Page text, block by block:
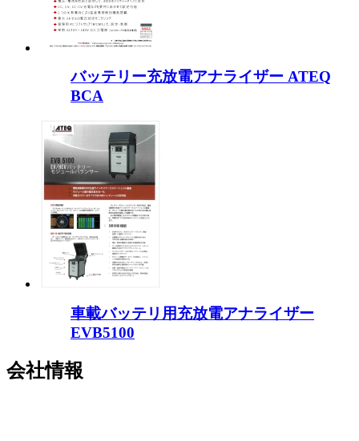
バッテリー充放電アナライザー ATEQ
BCA
車載バッテリ用充放電アナライザー
EVB5100
会社情報